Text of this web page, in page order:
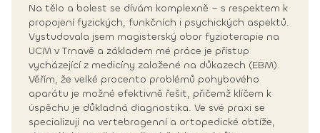
Na tělo a bolest se dívám komplexně – s respektem k
propojení fyzických, funkčních i psychických aspektů.
Vystudovala jsem magisterský obor fyzioterapie na
UCM v Trnavě a základem mé práce je přístup
vycházející z medicíny založené na důkazech (EBM).
Věřím, že velké procento problémů pohybového
aparátu je možné efektivně řešit, přičemž klíčem k
úspěchu je důkladná diagnostika. Ve své praxi se
specializuji na vertebrogenní a ortopedické obtíže,